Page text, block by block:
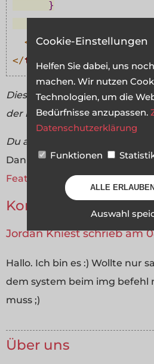
}
</tbody>
</table
Dies ist ein Beitrag aus der
der hier ein eigenes CMS
Du arbeitest in einer Agentur
Dann wirf doch mal einen
FeatValue
Kommentare
Jordan Kniest schrieb am
Hallo. Ich bin es :) Wollte nur
dem system beim img befehl
muss ;)
Über uns
Cookie-Einstellungen
Helfen Sie dabei, uns
machen. Wir nutzen
Technologien, um die
Bedürfnisse anzupassen.
Datenschutzerklärung
Funktionen
ALLE ERLAUBEN
Auswahl